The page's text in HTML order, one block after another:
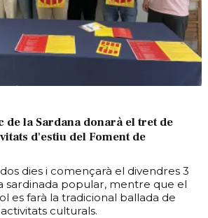
de la Sardana donarà el tret de
d'estiu del Foment de
dos dies i començarà el divendres 3
sardinada popular, mentre que el
es farà la tradicional ballada de
culturals.